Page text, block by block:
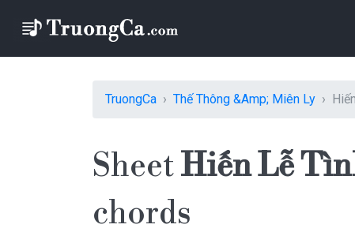
TruongCa Thế Thông &Amp; Miên Ly
SheetHiến Lễ
chords